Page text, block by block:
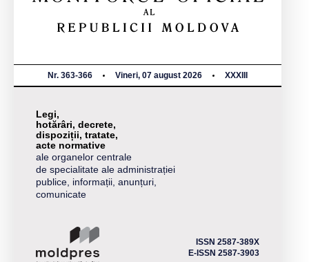
Nr. 363-366 Vineri, 07 august 2026 XXXIII
Legi,
hotărâri, decrete,
dispoziții, tratate,
acte normative
ale organelor centrale
de specialitate ale administrației
publice, informații, anunțuri,
comunicate
ISSN 2587-389X
E-ISSN 2587-3903